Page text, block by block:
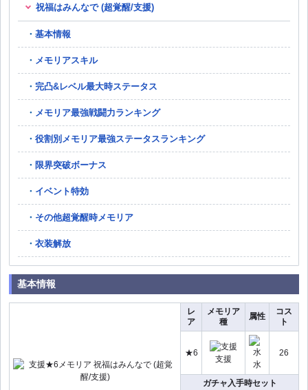
祝福はみんなで (超覚醒/支援)
基本情報
メモリアスキル
完凸&レベル最大時ステータス
メモリア最強戦闘力ランキング
役割別メモリア最強ステータスランキング
限界突破ボーナス
イベント特効
その他超覚醒時メモリア
衣装解放
基本情報
レ
ア
メモリア
種
属性
コス
ト
★6
支援
水
26
ガチャ入手時セット